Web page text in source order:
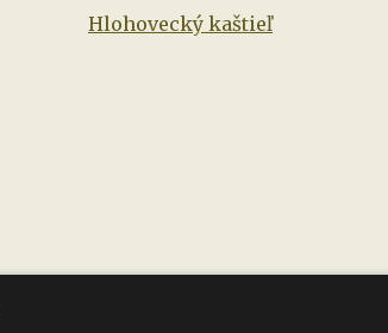
Hlohovecký kaštieľ